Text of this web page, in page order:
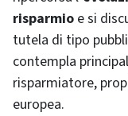
risparmio e si
tutela di tipo
contempla
risparmiatore,
europea.